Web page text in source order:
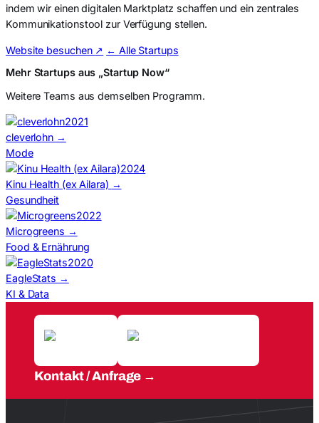
indem wir einen digitalen Marktplatz schaffen und ein zentrales
Kommunikationstool zur Verfügung stellen.
Website besuchen ↗ ← Alle Startups
Mehr Startups aus „Startup Now“
Weitere Teams aus demselben Programm.
2021
cleverlohn →
Mode
2024
Kinu Health (ex Ailara) →
Gesundheit
2022
Microgreens →
Food & Ernährung
2020
EagleStats →
KI & Data
Kontakt / Anfrage